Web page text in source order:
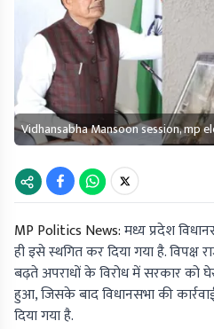
Vidhansabha Mansoon session, mp
MP Politics News:मध्य प्रदेश
ही इसे स्थगित कर दिया गया है. विपक्ष
बढ़ते अपराधों के विरोध में सरकार को
हुआ, जिसके बाद विधानसभा की
दिया गया है.